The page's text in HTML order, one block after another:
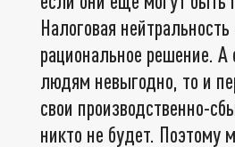
Налоговая нейтральность
рациональное решение. А
людям невыгодно, то и
свои производственно-
никто не будет. Поэтому